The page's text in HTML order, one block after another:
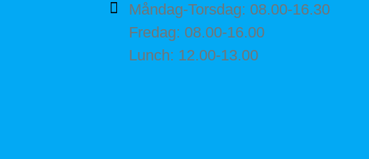
Måndag-Torsdag: 08.00-16.30
Fredag: 08.00-16.00
Lunch: 12.00-13.00